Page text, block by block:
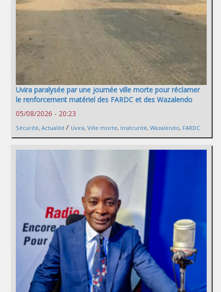
Uvira paralysée par une journée ville morte pour réclamer
le renforcement matériel des FARDC et des Wazalendo
05/08/2026 - 20:23
Sécurité, Actualité / Uvira, Ville morte, Insécurité, Wazalendo, FARDC